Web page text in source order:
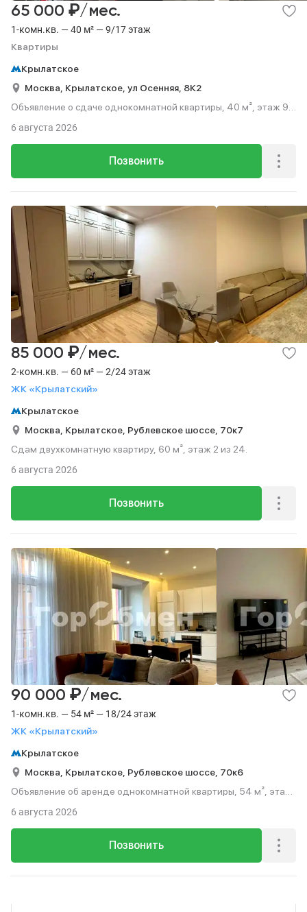
1-комн.кв. — 40 м² — 9/17 этаж
Квартиры
65 000 ₽/мес.
Крылатское
Москва, Крылатское, ул Осенняя, 8К2
Объявление о сдаче однокомнатной квартиры, 40 м², этаж 9
Позвонить
6 августа 2026
2-комн.кв. — 60 м² — 2/24 этаж
ЖК «Крылатский»
85 000 ₽/мес.
Крылатское
Москва, Крылатское, Рублевское шоссе, 70к7
Сдам двухкомнатную квартиру, 60 м², этаж 2 из 24.
Позвонить
6 августа 2026
1-комн.кв. — 54 м² — 18/24 этаж
ЖК «Крылатский»
90 000 ₽/мес.
Крылатское
Москва, Крылатское, Рублевское шоссе, 70к6
Объявление об аренде однокомнатной квартиры, 54 м², этаж
Позвонить
6 августа 2026